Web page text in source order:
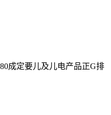
成定要儿及儿电产品正G排